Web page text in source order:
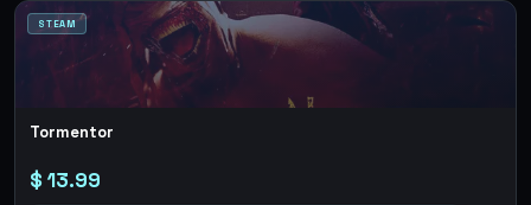
STEAM
Tormentor
$ 13.99